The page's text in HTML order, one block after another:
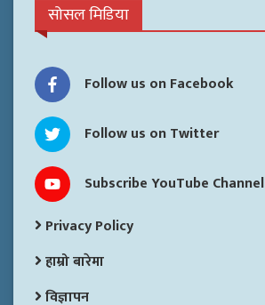
सोसल मिडिया
Follow us on Facebook
Follow us on Twitter
Subscribe YouTube Channel
Privacy Policy
हाम्रो बारेमा
विज्ञापन